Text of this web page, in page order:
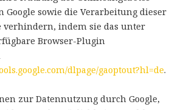
Google sowie die Verarbeitung dieser
verhindern, indem sie das unter
Browser-Plugin
dlpage/gaoptout?hl=de.
zur Datennutzung durch Google,